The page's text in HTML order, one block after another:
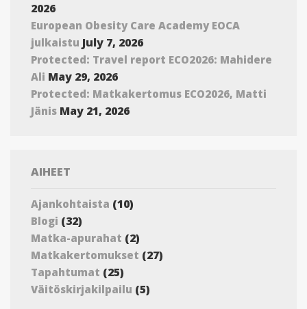
2026
European Obesity Care Academy EOCA
julkaistu July 7, 2026
Protected: Travel report ECO2026: Mahidere
Ali May 29, 2026
Protected: Matkakertomus ECO2026, Matti
Jänis May 21, 2026
AIHEET
Ajankohtaista (10)
Blogi (32)
Matka-apurahat (2)
Matkakertomukset (27)
Tapahtumat (25)
Väitöskirjakilpailu (5)